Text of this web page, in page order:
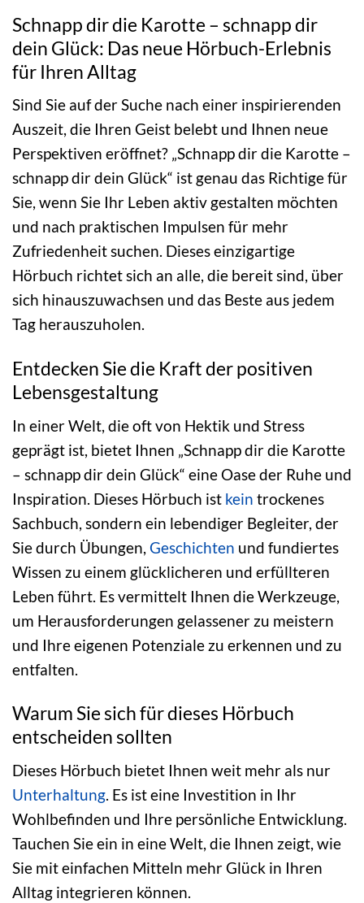
Schnapp dir die Karotte – schnapp dir
dein Glück: Das neue Hörbuch-Erlebnis
für Ihren Alltag
Sind Sie auf der Suche nach einer inspirierenden
Auszeit, die Ihren Geist belebt und Ihnen neue
Perspektiven eröffnet? „Schnapp dir die Karotte –
schnapp dir dein Glück“ ist genau das Richtige für
Sie, wenn Sie Ihr Leben aktiv gestalten möchten
und nach praktischen Impulsen für mehr
Zufriedenheit suchen. Dieses einzigartige
Hörbuch richtet sich an alle, die bereit sind, über
sich hinauszuwachsen und das Beste aus jedem
Tag herauszuholen.
Entdecken Sie die Kraft der positiven
Lebensgestaltung
In einer Welt, die oft von Hektik und Stress
geprägt ist, bietet Ihnen „Schnapp dir die Karotte
– schnapp dir dein Glück“ eine Oase der Ruhe und
Inspiration. Dieses Hörbuch ist kein trockenes
Sachbuch, sondern ein lebendiger Begleiter, der
Sie durch Übungen, Geschichten und fundiertes
Wissen zu einem glücklicheren und erfüllteren
Leben führt. Es vermittelt Ihnen die Werkzeuge,
um Herausforderungen gelassener zu meistern
und Ihre eigenen Potenziale zu erkennen und zu
entfalten.
Warum Sie sich für dieses Hörbuch
entscheiden sollten
Dieses Hörbuch bietet Ihnen weit mehr als nur
Unterhaltung. Es ist eine Investition in Ihr
Wohlbefinden und Ihre persönliche Entwicklung.
Tauchen Sie ein in eine Welt, die Ihnen zeigt, wie
Sie mit einfachen Mitteln mehr Glück in Ihren
Alltag integrieren können.